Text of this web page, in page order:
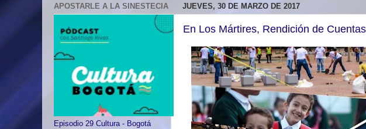
JUEVES, 30 DE MARZO DE 2017
En Los Mártires, Rendición de
APOSTARLE A LA SINESTECIA
Episodio 29 Cultura - Bogotá